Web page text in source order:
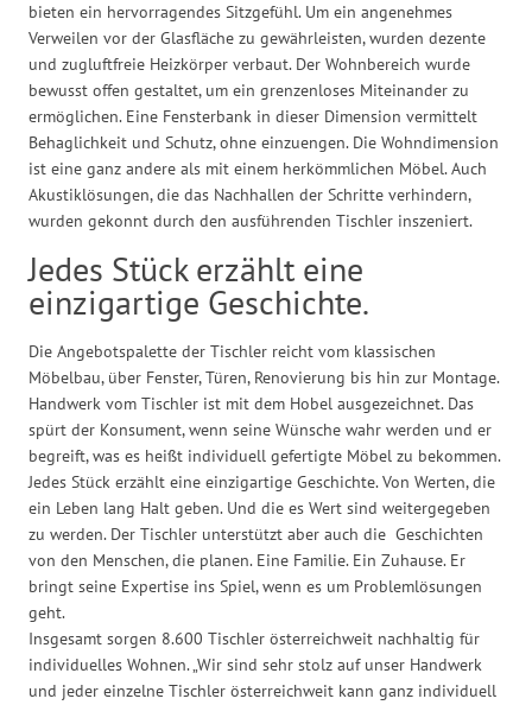
bieten ein hervorragendes Sitzgefühl. Um ein angenehmes
Verweilen vor der Glasfläche zu gewährleisten, wurden dezente
und zugluftfreie Heizkörper verbaut. Der Wohnbereich wurde
bewusst offen gestaltet, um ein grenzenloses Miteinander zu
ermöglichen. Eine Fensterbank in dieser Dimension vermittelt
Behaglichkeit und Schutz, ohne einzuengen. Die Wohndimension
ist eine ganz andere als mit einem herkömmlichen Möbel. Auch
Akustiklösungen, die das Nachhallen der Schritte verhindern,
wurden gekonnt durch den ausführenden Tischler inszeniert.
Jedes Stück erzählt eine
einzigartige Geschichte.
Die Angebotspalette der Tischler reicht vom klassischen
Möbelbau, über Fenster, Türen, Renovierung bis hin zur Montage.
Handwerk vom Tischler ist mit dem Hobel ausgezeichnet. Das
spürt der Konsument, wenn seine Wünsche wahr werden und er
begreift, was es heißt individuell gefertigte Möbel zu bekommen.
Jedes Stück erzählt eine einzigartige Geschichte. Von Werten, die
ein Leben lang Halt geben. Und die es Wert sind weitergegeben
zu werden. Der Tischler unterstützt aber auch die Geschichten
von den Menschen, die planen. Eine Familie. Ein Zuhause. Er
bringt seine Expertise ins Spiel, wenn es um Problemlösungen
geht.
Insgesamt sorgen 8.600 Tischler österreichweit nachhaltig für
individuelles Wohnen. „Wir sind sehr stolz auf unser Handwerk
und jeder einzelne Tischler österreichweit kann ganz individuell